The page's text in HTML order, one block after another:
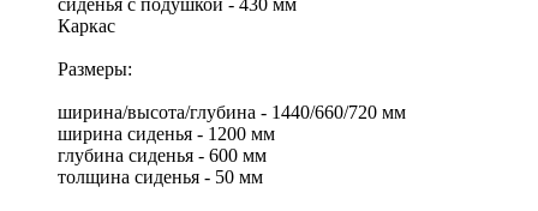
Каркас
Размеры:
ширина/высота/глубина - 1440/660/720 мм
ширина сиденья - 1200 мм
глубина сиденья - 600 мм
толщина сиденья - 50 мм